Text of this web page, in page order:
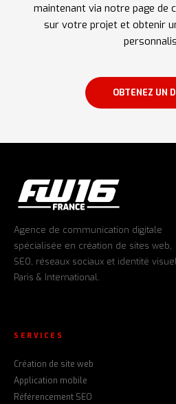
maintenant via notre page de
sur votre projet et obtenir
OBTENEZ UN
Agence de communication digitale
spécialisée en création de sites web,
SEO, réseaux sociaux et identité
Paris & International.
SERVICES
Création de site web
Application mobile
Référencement SEO